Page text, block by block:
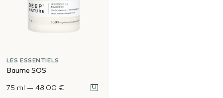
LES ESSENTIELS
Baume SOS
75 ml — 48,00 €